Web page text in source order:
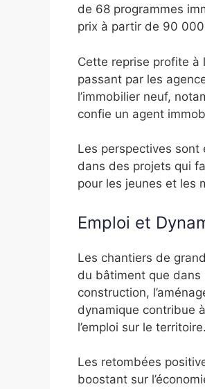
de 68 programmes
prix à partir de 90
Cette reprise profite à
passant par les
l’immobilier neuf,
confie un agent
Les perspectives sont
dans des projets qui
pour les jeunes et les
Emploi et
Les chantiers de
du bâtiment que dans
construction,
dynamique contribue
l’emploi sur le territoire.
Les retombées
boostant sur